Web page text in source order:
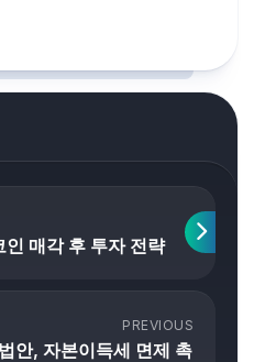
매각 후 투자 전략
PREVIOUS
안, 자본이득세 면제 촉